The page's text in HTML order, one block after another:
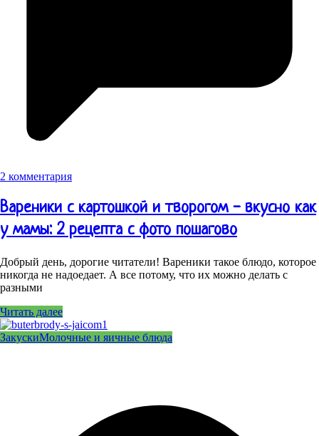
2 комментария
Вареники с картошкой и творогом - вкусно как
у мамы: 2 рецепта с фото пошагово
Добрый день, дорогие читатели! Вареники такое блюдо, которое
никогда не надоедает. А все потому, что их можно делать с
разными
Читать далее
ЗакускиМолочные и яичные блюда